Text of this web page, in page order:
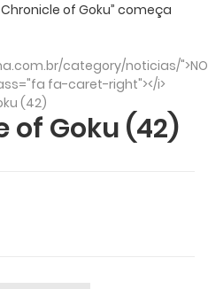
of Goku” começa
category/noticias/
fa-caret-right"></i>
(42)
of Goku (42)